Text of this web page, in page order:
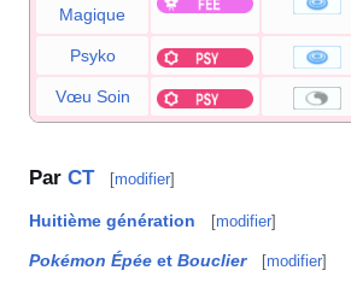
Magique
Psyko
Vœu Soin
Par CT [modifier]
Huitième génération [modifier]
Pokémon Épée et Bouclier [modifier]